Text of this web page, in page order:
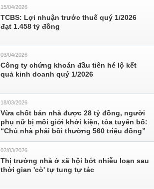
15/04/2026
TCBS: Lợi nhuận trước thuế quý 1/2026
đạt 1.458 tỷ đồng
03/04/2026
Công ty chứng khoán đầu tiên hé lộ kết
quả kinh doanh quý 1/2026
18/03/2026
Vừa chốt bán nhà được 28 tỷ đồng, người
phụ nữ bị môi giới khởi kiện, tòa tuyên bố:
“Chủ nhà phải bồi thường 560 triệu đồng”
02/03/2026
Thị trường nhà ở xã hội bớt nhiễu loạn sau
thời gian 'cò' tự tung tự tác